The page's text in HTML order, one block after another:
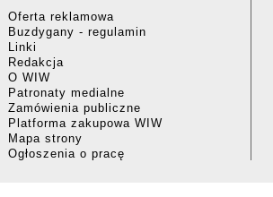
Oferta reklamowa
Buzdygany - regulamin
Linki
Redakcja
O WIW
Patronaty medialne
Zamówienia publiczne
Platforma zakupowa WIW
Mapa strony
Ogłoszenia o pracę